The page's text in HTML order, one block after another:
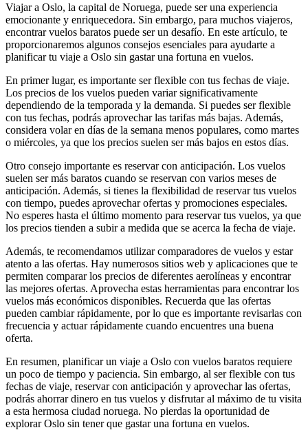
Viajar a Oslo, la capital de Noruega, puede ser una experiencia
emocionante y enriquecedora. Sin embargo, para muchos viajeros,
encontrar vuelos baratos puede ser un desafío. En este artículo, te
proporcionaremos algunos consejos esenciales para ayudarte a
planificar tu viaje a Oslo sin gastar una fortuna en vuelos.
En primer lugar, es importante ser flexible con tus fechas de viaje.
Los precios de los vuelos pueden variar significativamente
dependiendo de la temporada y la demanda. Si puedes ser flexible
con tus fechas, podrás aprovechar las tarifas más bajas. Además,
considera volar en días de la semana menos populares, como martes
o miércoles, ya que los precios suelen ser más bajos en estos días.
Otro consejo importante es reservar con anticipación. Los vuelos
suelen ser más baratos cuando se reservan con varios meses de
anticipación. Además, si tienes la flexibilidad de reservar tus vuelos
con tiempo, puedes aprovechar ofertas y promociones especiales.
No esperes hasta el último momento para reservar tus vuelos, ya que
los precios tienden a subir a medida que se acerca la fecha de viaje.
Además, te recomendamos utilizar comparadores de vuelos y estar
atento a las ofertas. Hay numerosos sitios web y aplicaciones que te
permiten comparar los precios de diferentes aerolíneas y encontrar
las mejores ofertas. Aprovecha estas herramientas para encontrar los
vuelos más económicos disponibles. Recuerda que las ofertas
pueden cambiar rápidamente, por lo que es importante revisarlas con
frecuencia y actuar rápidamente cuando encuentres una buena
oferta.
En resumen, planificar un viaje a Oslo con vuelos baratos requiere
un poco de tiempo y paciencia. Sin embargo, al ser flexible con tus
fechas de viaje, reservar con anticipación y aprovechar las ofertas,
podrás ahorrar dinero en tus vuelos y disfrutar al máximo de tu visita
a esta hermosa ciudad noruega. No pierdas la oportunidad de
explorar Oslo sin tener que gastar una fortuna en vuelos.